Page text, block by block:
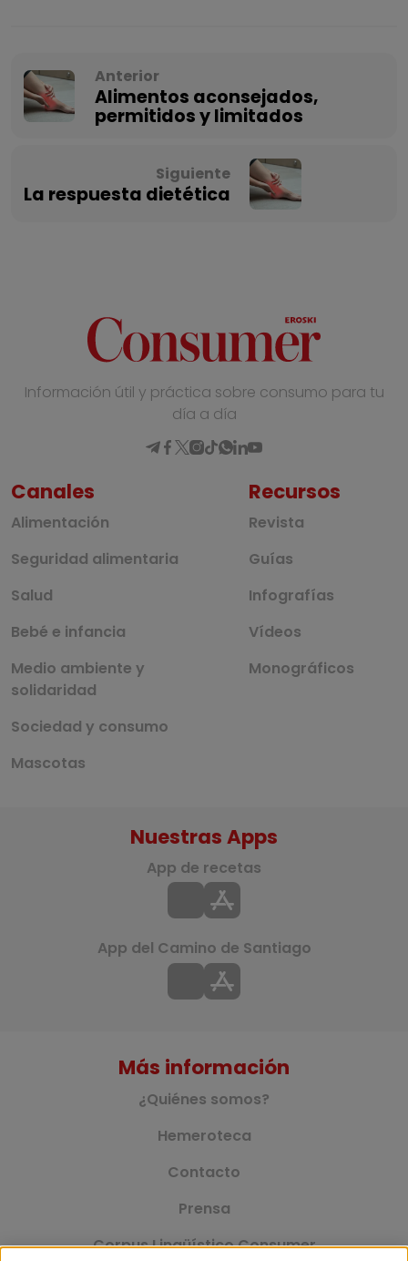
Anterior
Alimentos aconsejados,
permitidos y limitados
Siguiente
La respuesta dietética
Información útil y práctica sobre consumo para tu
día a día
Canales
Alimentación
Seguridad alimentaria
Salud
Bebé e infancia
Medio ambiente y
solidaridad
Sociedad y consumo
Mascotas
Recursos
Revista
Guías
Infografías
Vídeos
Monográficos
Más información
¿Quiénes somos?
Hemeroteca
Contacto
Prensa
Corpus Lingüístico Consumer
Nuestras Apps
App de recetas
App del Camino de Santiago